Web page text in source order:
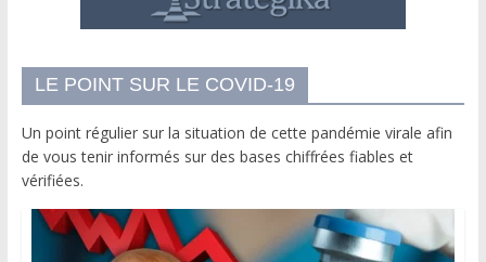
LE POINT SUR LE COVID-19
Un point régulier sur la situation de cette pandémie virale afin
de vous tenir informés sur des bases chiffrées fiables et
vérifiées.